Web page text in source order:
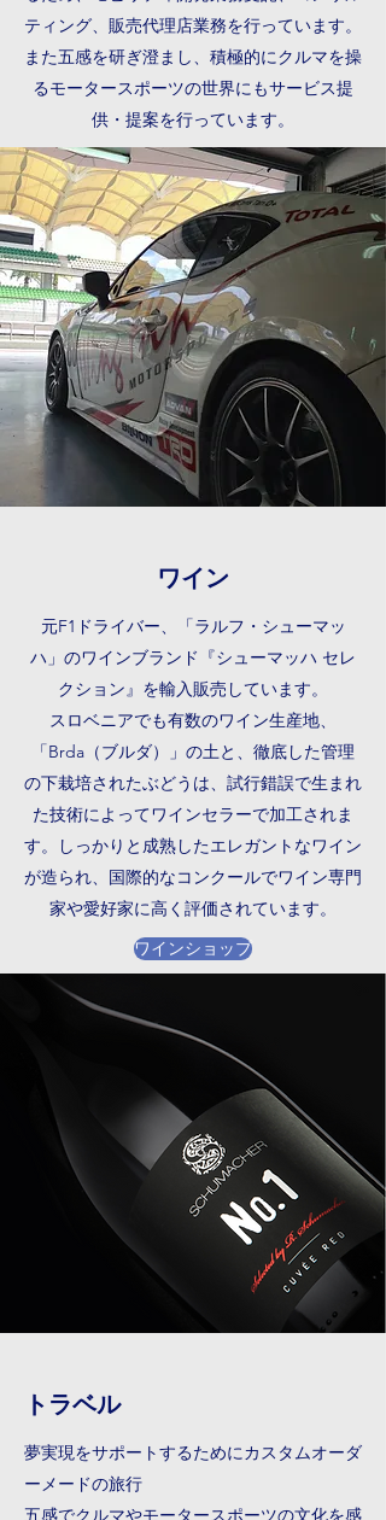
ティング、販売代理店業務を行っています。
また五感を研ぎ澄まし、積極的にクルマを操
るモータースポーツの世界にもサービス提
供・提案を行っています。
ワイン
元F1ドライバー、「ラルフ・シューマッ
ハ」のワインブランド『シューマッハ セレ
クション』を輸入販売しています。
スロベニアでも有数のワイン生産地、
「Brda（ブルダ）」の土と、徹底した管理
の下栽培されたぶどうは、試行錯誤で生まれ
た技術によってワインセラーで加工されま
す。
しっかりと成熟したエレガントなワイン
が造られ、国際的なコンクールでワイン専門
家や愛好家に高く評価されています。
ワインショップ
トラベル
夢実現をサポートするためにカスタムオーダ
ーメードの旅行
五感でクルマやモータースポーツの文化を感